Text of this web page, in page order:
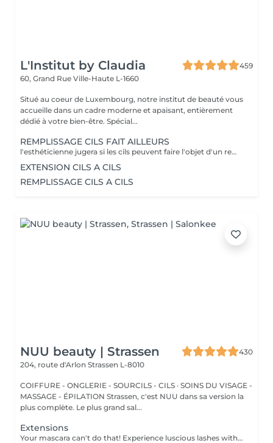
L'Institut by Claudia
459
60, Grand Rue Ville-Haute L-1660
Situé au coeur de Luxembourg, notre institut de beauté vous
accueille dans un cadre moderne et apaisant, entièrement
dédié à votre bien-être. Spécial...
REMPLISSAGE CILS FAIT AILLEURS
l'esthéticienne jugera si les cils peuvent faire l'objet d'un remplissage ou d'une nouvelle pose de cil
EXTENSION CILS A CILS
REMPLISSAGE CILS A CILS
NUU beauty | Strassen
430
204, route d'Arlon Strassen L-8010
COIFFURE - ONGLERIE - SOURCILS - CILS · SOINS DU VISAGE -
MASSAGE - ÉPILATION Strassen, c'est NUU dans sa version la
plus complète. Le plus grand sal...
Extensions
Your mascara can't do that! Experience luscious lashes with our professional lash extensions. Each artificial lash is expertly applied to your natural lashes, creating a fuller, longer, and darker look. Volume options: choose from 1D to 5D for the perfect fullness. Personalised choices: discuss your preferences for curves and colours with our expert. What to expect: - eye area is cleaned - tape and patches are applied to protect the skin - extensions are applied to your natural lashes - lashes are dried for a secure hold - tape and patches are removed Age restrictions: recommended to do from 16 years. Post procedure recommendations: do not wash eyelashes 24 hours after the procedure. Frequency: once in 3-4 weeks.